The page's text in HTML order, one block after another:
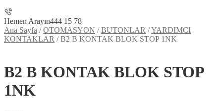
Hemen Arayın444 15 78
Ana Sayfa /OTOMASYON /BUTONLAR /YARDIMCI
KONTAKLAR /B2 B KONTAK BLOK STOP 1NK
B2 B KONTAK BLOK STOP
1NK